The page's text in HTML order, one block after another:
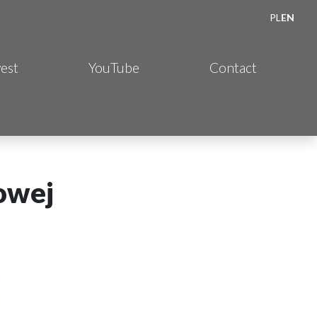
YouTube Contact
PL EN